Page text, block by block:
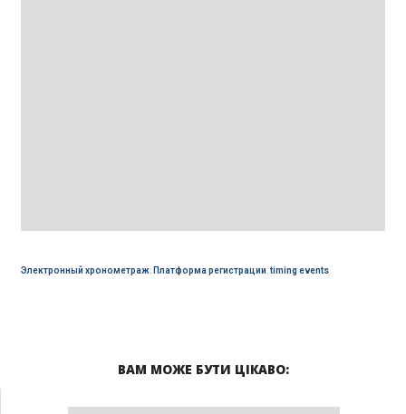
Электронный хронометраж, Платформа регистрации,timing events
ВАМ МОЖЕ БУТИ ЦІКАВО: